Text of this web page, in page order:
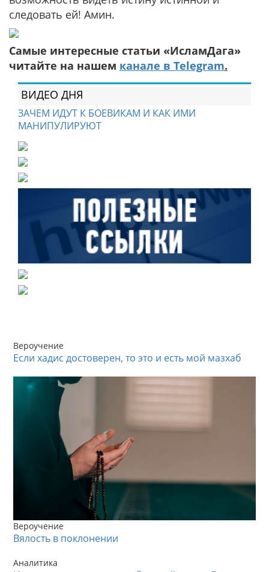
следовать ей! Амин.
Самые интересные статьи «ИсламДага»
читайте на нашем канале в Telegram.
ВИДЕО ДНЯ
ЗАЧЕМ ИДУТ К БОЕВИКАМ И КАК ИМИ
МАНИПУЛИРУЮТ
Вероучение
Если хадис достоверен, то это и есть мой мазхаб
Вероучение
Вялость в поклонении
Аналитика